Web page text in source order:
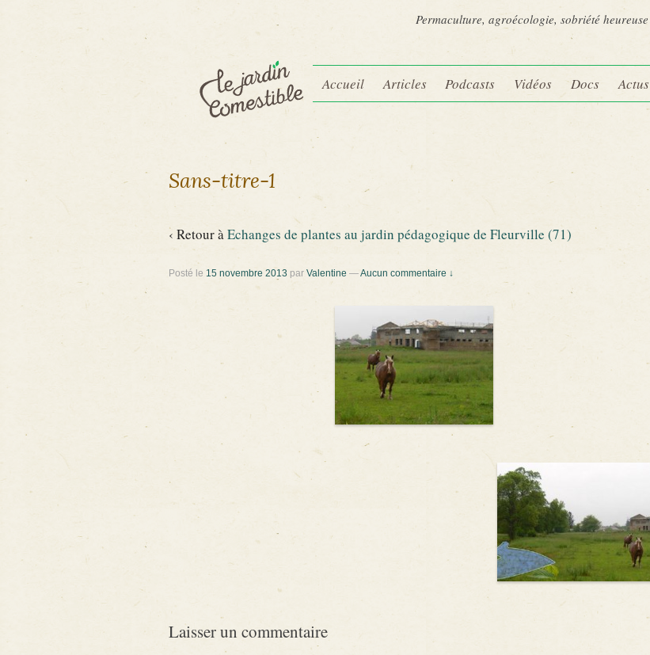
Permaculture, agroécologie, sobriété heureuse
Accueil Articles Podcasts Vidéos Docs Actus
Sans-titre-1
‹ Retour àEchanges de plantes au jardin pédagogique de Fleurville (71)
Posté le 15 novembre 2013 parValentine —Aucun commentaire ↓
Laisser un commentaire